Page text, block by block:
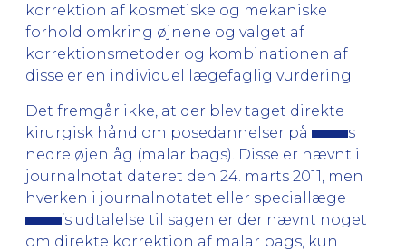
korrektion af kosmetiske og mekaniske
forhold omkring øjnene og valget af
korrektionsmetoder og kombinationen af
disse er en individuel lægefaglig vurdering.
Det fremgår ikke, at der blev taget direkte
kirurgisk hånd om posedannelser på
s
nedre øjenlåg (malar bags). Disse er nævnt i
journalnotat dateret den 24. marts 2011, men
hverken i journalnotatet eller speciallæge
’s udtalelse til sagen er der nævnt noget
om direkte korrektion af malar bags, kun